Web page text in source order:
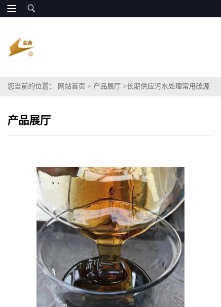
您当前的位置： 网站首页 > 产品展厅 >长期供应污水处理常用碳源
产品展厅